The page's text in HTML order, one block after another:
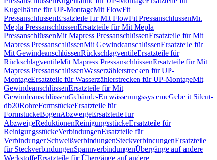
Kugelhähne für UP-MontageMit FlowFit
PressanschlüssenErsatzteile für Mit FlowFit PressanschlüssenMit
Mepla PressanschlüssenErsatzteile für Mit Mepla
PressanschlüssenMit Mapress PressanschlüssenErsatzteile für Mit
Mapress PressanschlüssenMit GewindeanschlüssenErsatzteile für
Mit GewindeanschlüssenRückschlagventileErsatzteile für
RückschlagventileMit Mapress PressanschlüssenErsatzteile für Mit
Mapress PressanschlüssenWasserzählerstrecken für UP-
MontageErsatzteile für Wasserzählerstrecken für UP-MontageMit
GewindeanschlüssenErsatzteile für Mit
GewindeanschlüssenGebäude-EntwässerungssystemeGeberit Silent-
db20RohreFormstückeErsatzteile für
FormstückeBögenAbzweigeErsatzteile für
AbzweigeReduktionenReinigungsstückeErsatzteile für
ReinigungsstückeVerbindungenErsatzteile für
VerbindungenSchweißverbindungenSteckverbindungenErsatzteile
für SteckverbindungenSpannverbindungenÜbergänge auf andere
WerkstoffeErsatzteile für Übergänge auf andere